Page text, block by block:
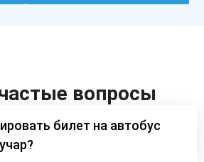
вопросы
билет на автобус